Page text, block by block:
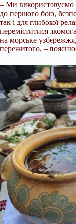
– Ми використовуємо
до першого бою,
так і для глибокої
переміститися
на морське
пережитого, –